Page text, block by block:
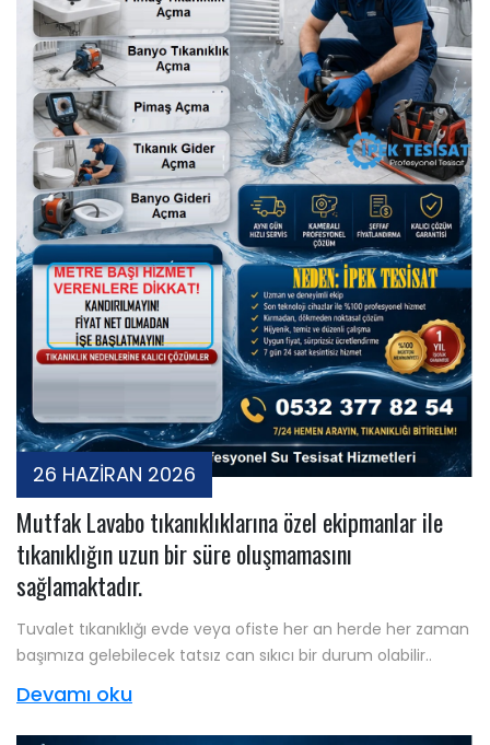
26 HAZİRAN 2026
Mutfak Lavabo tıkanıklıklarına özel ekipmanlar ile
tıkanıklığın uzun bir süre oluşmamasını
sağlamaktadır.
Tuvalet tıkanıklığı evde veya ofiste her an herde her zaman
başımıza gelebilecek tatsız can sıkıcı bir durum olabilir..
Devamı oku